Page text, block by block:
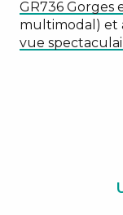
GR736 Gorges
multimodal) et
vue